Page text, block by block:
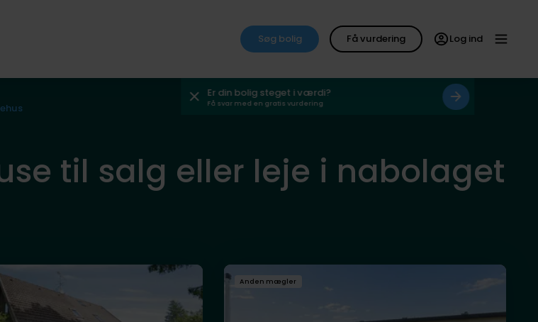
Søg bolig Få vurdering Log ind
Er din bolig steget i værdi?
Få svar med en gratis vurdering
til salg eller leje i nabolaget
Anden mægler